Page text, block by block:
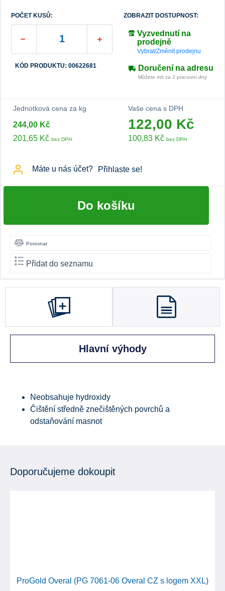
POČET KUSŮ:
KÓD PRODUKTU: 00622681
ZOBRAZIT DOSTUPNOST:
Vyzvednutí na
prodejně
Vybrat/Změnit prodejnu
Doručení na adresu
Můžete mít za 2 pracovní dny
Jednotková cena za kg
244,00 Kč
201,65 Kč bez DPH
Vaše cena s DPH
122,00 Kč
100,83 Kč bez DPH
Máte u nás účet? Přihlaste se!
Do košíku
Porovnat
Přidat do seznamu
Hlavní výhody
Neobsahuje hydroxidy
Čištění středně znečištěných povrchů a
odstaňování masnot
Doporučujeme dokoupit
ProGold Overal (PG 7061-06 Overal CZ s logem XXL)